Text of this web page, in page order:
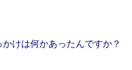
けは何かあったんですか？